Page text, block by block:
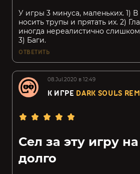
У игры 3 минуса, маленьких. 1) В
носить трупы и прятать их. 2)
иногда нереалистично
3) Баги.
ОТВЕТИТЬ
08.Jul.2020 в 12:49
К ИГРЕ DARK SOULS
Сел за эту игру
долго